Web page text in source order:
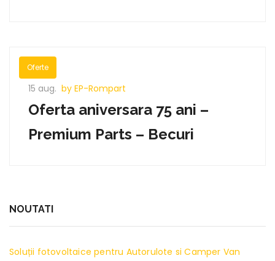
Oferte
15 aug. by EP-Rompart
Oferta aniversara 75 ani –
Premium Parts – Becuri
NOUTATI
Soluții fotovoltaice pentru Autorulote si Camper Van